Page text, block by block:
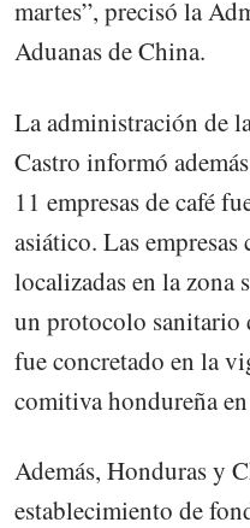
martes”, precisó la
Aduanas de China.
La administración de
Castro informó
11 empresas de café
asiático. Las empresas
localizadas en la zona
un protocolo sanitario
fue concretado en la
comitiva hondureña
Además, Honduras y
establecimiento de